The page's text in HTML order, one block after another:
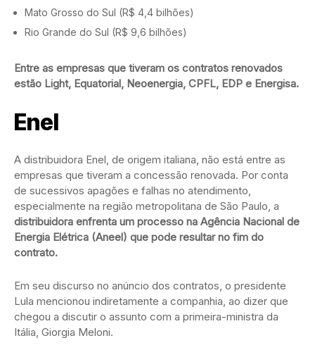
Mato Grosso do Sul (R$ 4,4 bilhões)
Rio Grande do Sul (R$ 9,6 bilhões)
Entre as empresas que tiveram os contratos renovados
estão Light, Equatorial, Neoenergia, CPFL, EDP e Energisa.
Enel
A distribuidora Enel, de origem italiana, não está entre as
empresas que tiveram a concessão renovada. Por conta
de sucessivos apagões e falhas no atendimento,
especialmente na região metropolitana de São Paulo, a
distribuidora enfrenta um processo na Agência Nacional de
Energia Elétrica (Aneel) que pode resultar no fim do
contrato.
Em seu discurso no anúncio dos contratos, o presidente
Lula mencionou indiretamente a companhia, ao dizer que
chegou a discutir o assunto com a primeira-ministra da
Itália, Giorgia Meloni.